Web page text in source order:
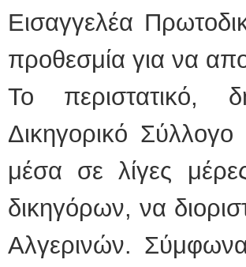
Εισαγγελέα
προθεσμία για να
Το περιστατικό,
Δικηγορικό
μέσα σε λίγες
δικηγόρων, να
Αλγερινών.